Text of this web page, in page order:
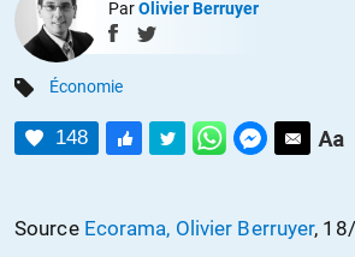
DOSSIERS
CATÉGORIES
MOTS CLÉS
NOUS
ParOlivier Berruyer
Économie
148
Source Ecorama, Olivier Berruyer,